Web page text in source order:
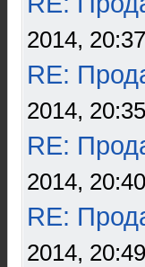
2014, 20:37
RE:
2014, 20:35
RE:
2014, 20:40
RE:
2014, 20:49